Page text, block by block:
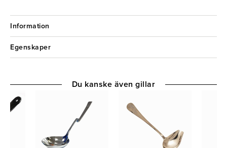
Information
Egenskaper
Du kanske även gillar